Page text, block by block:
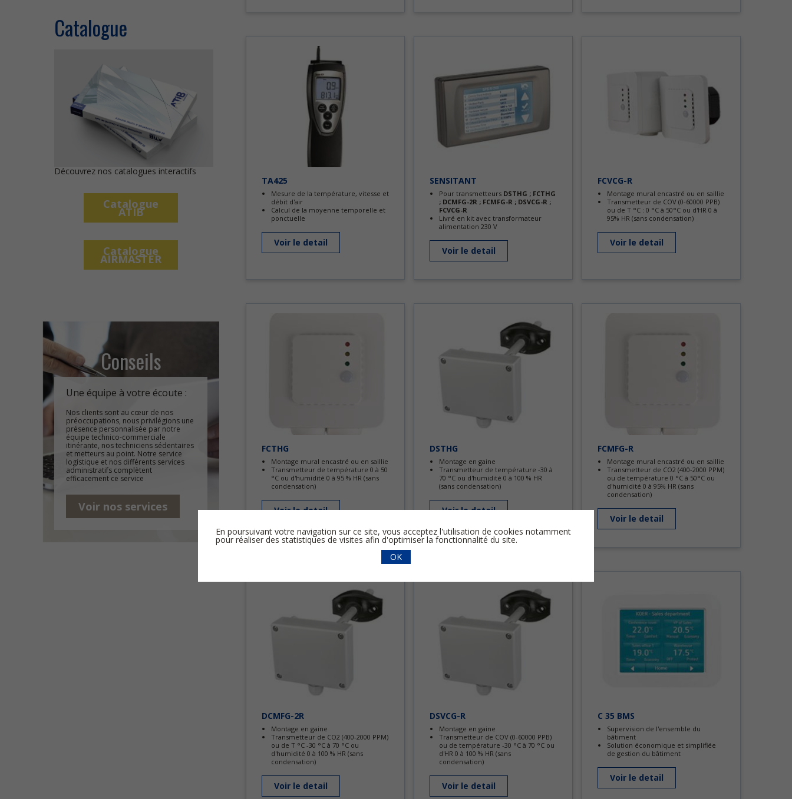
Catalogue
Découvrez nos catalogues interactifs
Catalogue
ATIB
Catalogue
AIRMASTER
Conseils
Une équipe à votre écoute :
Nos clients sont au cœur de nos
préoccupations, nous privilégions une
présence personnalisée par notre
équipe technico-commerciale
itinérante, nos techniciens sédentaires
et metteurs au point. Notre service
logistique et nos différents services
administratifs complètent
efficacement ce service
Voir nos services
TA425
Mesure de la température, vitesse et
débit d'air
Calcul de la moyenne temporelle et
ponctuelle
Voir le detail
SENSITANT
Pour transmetteurs DSTHG ; FCTHG
; DCMFG-2R ; FCMFG-R ; DSVCG-R ;
FCVCG-R
Livré en kit avec transformateur
alimentation 230 V
Voir le detail
FCVCG-R
Montage mural encastré ou en saillie
Transmetteur de COV (0-60000 PPB)
ou de T °C : 0 °C à 50°C ou d'HR 0 à
95% HR (sans condensation)
Voir le detail
FCTHG
Montage mural encastré ou en saillie
Transmetteur de température 0 à 50
°C ou d'humidité 0 à 95 % HR (sans
condensation)
Voir le detail
DSTHG
Montage en gaine
Transmetteur de température -30 à
70 °C ou d'humidité 0 à 100 % HR
(sans condensation)
Voir le detail
FCMFG-R
Montage mural encastré ou en saillie
Transmetteur de CO2 (400-2000 PPM)
ou de température 0 °C à 50°C ou
d'humidité 0 à 95% HR (sans
condensation)
Voir le detail
DCMFG-2R
Montage en gaine
Transmetteur de CO2 (400-2000 PPM)
ou de T °C -30 °C à 70 °C ou
d'humidité 0 à 100 % HR (sans
condensation)
Voir le detail
DSVCG-R
Montage en gaine
Transmetteur de COV (0-60000 PPB)
ou de température -30 °C à 70 °C ou
d'HR 0 à 100 % HR (sans
condensation)
Voir le detail
C 35 BMS
Supervision de l'ensemble du
bâtiment
Solution économique et simplifiée
de gestion du bâtiment
Voir le detail
En poursuivant votre navigation sur ce site, vous acceptez l'utilisation de cookies notamment
pour réaliser des statistiques de visites afin d'optimiser la fonctionnalité du site.
OK